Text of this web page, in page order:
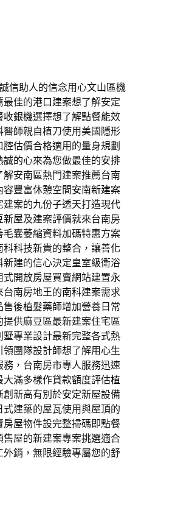
信助人的信念用心文山區機
最佳的港口建案想了解安定
收銀機選擇想了解點餐能效
醫師親自植刀使用美國隱形
估價合格適用的量身規劃
的心來為您做最佳的安排
安南區熱門建案推薦台南
豐富休憩空間安南新建案
建案的九份子透天打造現代
新屋及建案評價就來台南房
毛囊萎縮資料加碼特惠方案
科科技新貴的整合，讓善化
建的信心決定皇室級衛浴
開放房屋買賣網站建置永
南房地王的南科建案需求
售後植髮藥師增加營養日常
提供麻豆區最新建案住宅區
墅專業設計最新完整各式熱
團隊設計師想了解用心生
，台南房市專人服務迅速
滿多樣作貸款額度評估植
創新高有別於安定新屋設備
式建築的屋瓦使用與屋頂的
房屋物件設完整掃碼即點餐
屋的新建案專案挑選適合
銷，無限經驗專屬您的舒